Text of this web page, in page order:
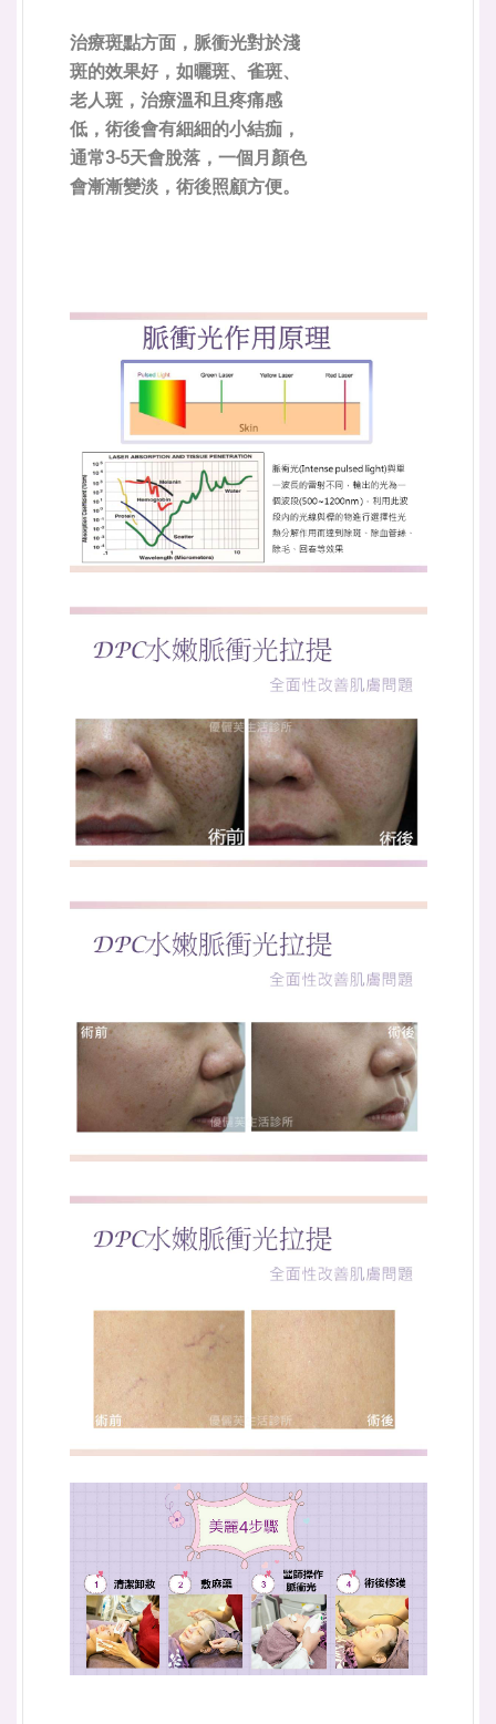
治療斑點方面，脈衝光對於淺
斑的效果好，如曬斑、雀斑、
老人斑，治療溫和且疼痛感
低，術後會有細細的小結痂，
通常3-5天會脫落，一個月顏色
會漸漸變淡，術後照顧方便。